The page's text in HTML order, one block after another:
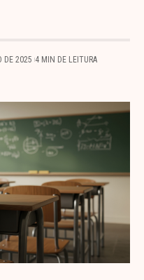
DE 2025 4 MIN DE LEITURA